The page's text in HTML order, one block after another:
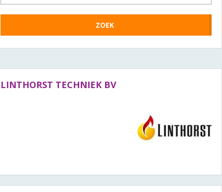
LINTHORST TECHNIEK BV